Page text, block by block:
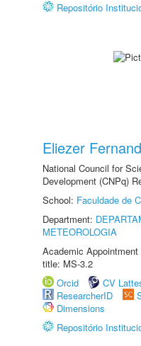
Repositório
Eliezer
National Council for
Development (CNPq)
School: Faculdade de
Department:
METEOROLOGIA
Academic
title: MS-3.2
Orcid
CV
ResearcherID
Dimensions
Repositório